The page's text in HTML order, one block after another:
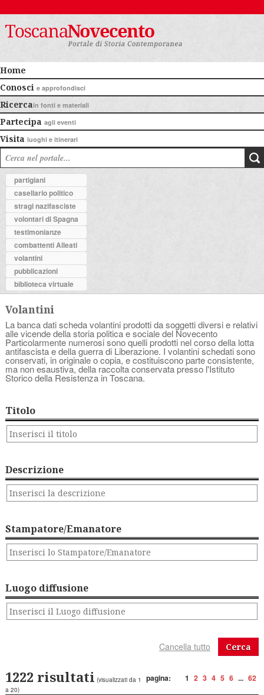
Home
Conosci e approfondisci
Ricercain fonti e materiali
Partecipa agli eventi
Visita luoghi e itinerari
partigiani
casellario politico
stragi nazifasciste
volontari di Spagna
testimonianze
combattenti Alleati
volantini
pubblicazioni
biblioteca virtuale
Volantini
La banca dati scheda volantini prodotti da soggetti diversi e relativi
alle vicende della storia politica e sociale del Novecento
Particolarmente numerosi sono quelli prodotti nel corso della lotta
antifascista e della guerra di Liberazione. I volantini schedati sono
conservati, in originale o copia, e costituiscono parte consistente,
ma non esaustiva, della raccolta conservata presso l'Istituto
Storico della Resistenza in Toscana.
Titolo
Descrizione
Stampatore/Emanatore
Luogo diffusione
Cerca
pagina: 1 2 3 4 5 6 ... 62
1222 risultati (visualizzati da 1
a 20)